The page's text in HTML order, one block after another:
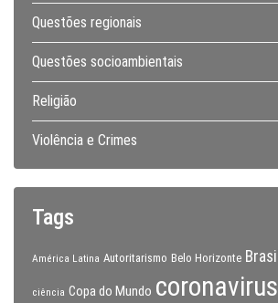
Questões regionais
Questões socioambientais
Religião
Violência e Crimes
Tags
América Latina Autoritarismo Belo Horizonte Brasil
ciência Copa do Mundo coronavirus